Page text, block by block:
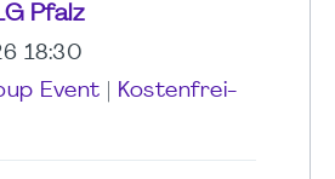
Pfalz
18:30
Event
Kostenfrei-